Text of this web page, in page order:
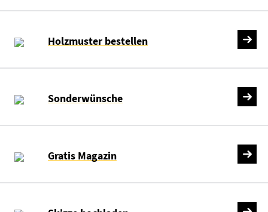
Holzmuster bestellen
Sonderwünsche
Gratis Magazin